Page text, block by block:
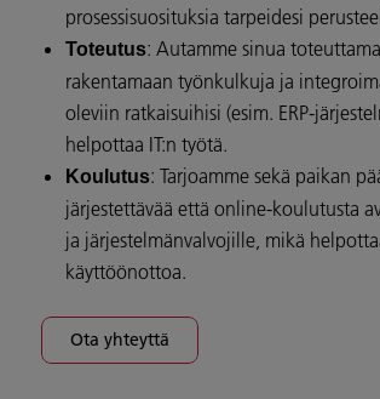
prosessisuosituksia tarpeidesi
Toteutus: Autamme sinua
rakentamaan työnkulkuja ja
oleviin ratkaisuihisi (esim. ERP-
helpottaa IT:n työtä.
Koulutus: Tarjoamme sekä paikan
järjestettävää että online-koulutusta
ja järjestelmänvalvojille, mikä
käyttöönottoa.
Ota yhteyttä